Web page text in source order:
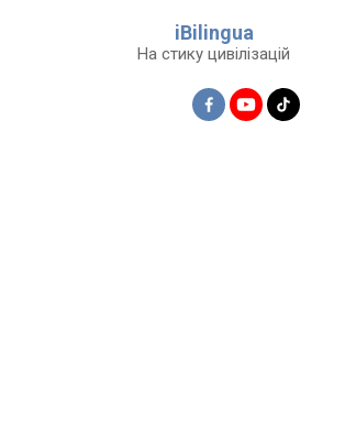
iBilingua
На стику цивілізацій